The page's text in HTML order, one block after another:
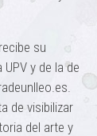
su
y de la de
de visibilizar
del arte y